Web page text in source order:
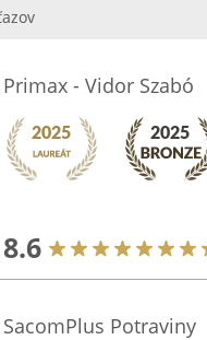
Primax - Vidor Szabó
8.6
SacomPlus Potraviny